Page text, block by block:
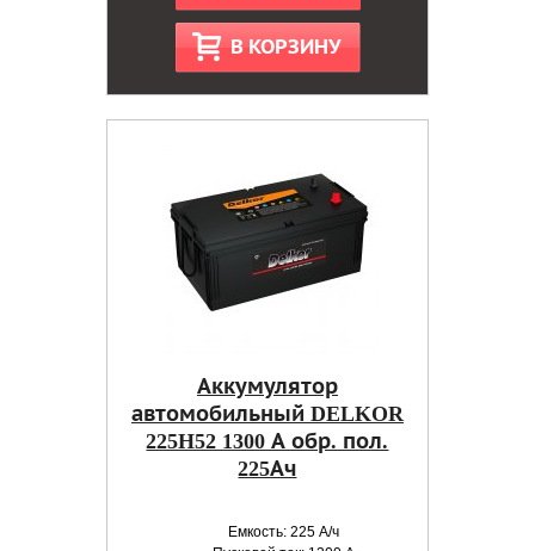
В КОРЗИНУ
Аккумулятор
автомобильный DELKOR
225H52 1300 А обр. пол.
225Ач
Емкость: 225 А/ч